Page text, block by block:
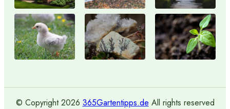
© Copyright2026 365Gartentipps.de All rights reserved